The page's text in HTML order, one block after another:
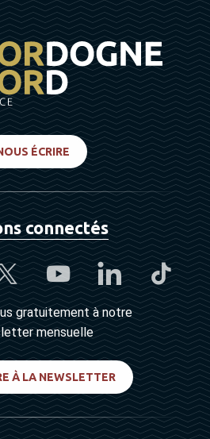
ÉCRIRE
connectés
gratuitement à notre
mensuelle
À LA NEWSLETTER